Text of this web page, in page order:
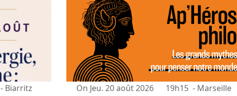
- Biarritz On Jeu. 20 août 2026 19h15 - Marseille